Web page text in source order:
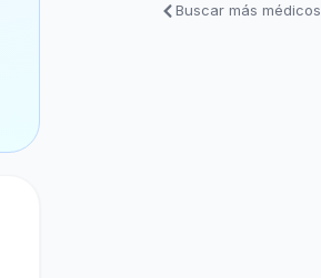
Buscar más médicos